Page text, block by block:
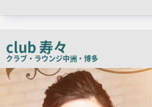
コ
ピ
ー
club 寿々
クラブ・ラウンジ中洲・博多
店
PR